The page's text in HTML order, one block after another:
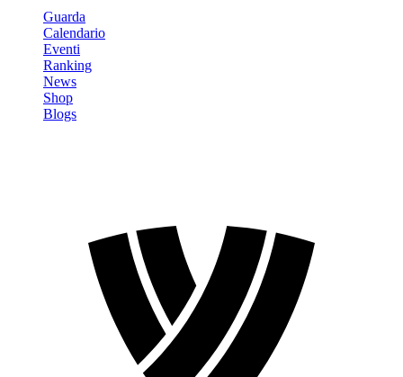
Guarda
Calendario
Eventi
Ranking
News
Shop
Blogs